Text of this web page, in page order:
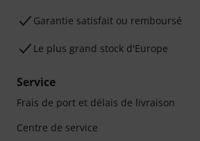
Garantie satisfait ou remboursé
Le plus grand stock d'Europe
Service
Frais de port et délais de livraison
Centre de service